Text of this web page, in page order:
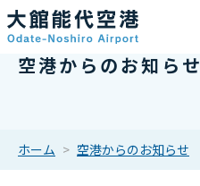
空港からのお知らせ
ホーム 空港からのお知らせ